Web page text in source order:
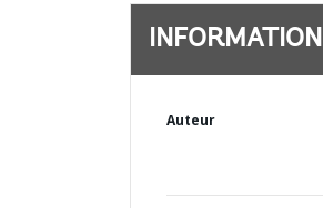
INFORMATION
Auteur